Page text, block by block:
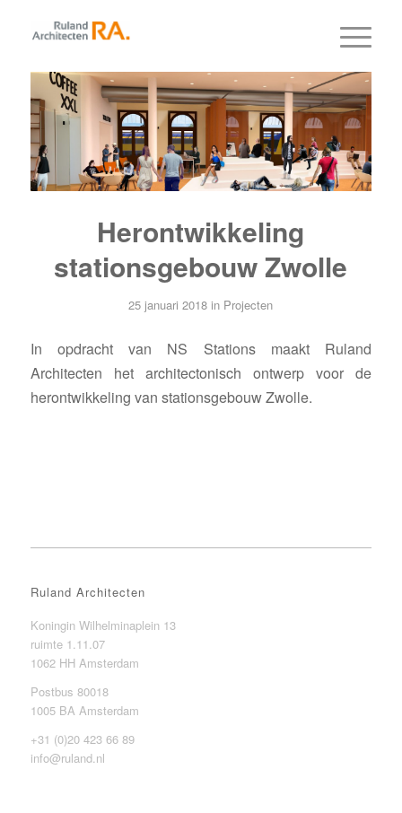
Herontwikkeling
stationsgebouw Zwolle
25 januari 2018 in Projecten
In opdracht van NS Stations maakt Ruland
Architecten het architectonisch ontwerp voor de
herontwikkeling van stationsgebouw Zwolle.
Ruland Architecten
Koningin Wilhelminaplein 13
ruimte 1.11.07
1062 HH Amsterdam
Postbus 80018
1005 BA Amsterdam
+31 (0)20 423 66 89
info@ruland.nl